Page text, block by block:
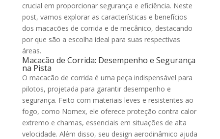
crucial em proporcionar segurança e eficiência. Neste
post, vamos explorar as características e benefícios
dos macacões de corrida e de mecânico, destacando
por que são a escolha ideal para suas respectivas
áreas.
Macacão de Corrida: Desempenho e Segurança
na Pista
O macacão de corrida é uma peça indispensável para
pilotos, projetada para garantir desempenho e
segurança. Feito com materiais leves e resistentes ao
fogo, como Nomex, ele oferece proteção contra calor
extremo e chamas, essenciais em situações de alta
velocidade. Além disso, seu design aerodinâmico ajuda